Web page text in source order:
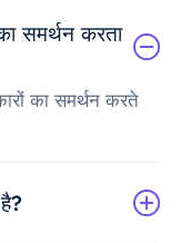
समर्थन करता
का समर्थन करते